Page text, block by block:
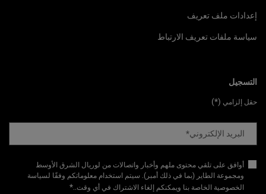
إعدادات ملف تعريف
سياسة ملفات تعريف الارتباط
التسجيل
حقل إلزامي (*)
البريد الإلكتروني*
أوافق على تلقي محتوى ملهم وأخبار واتصالات من لوريال الشرق الأوسط
ومجموعة الطاير (بما في ذلك أمبر). سيتم استخدام معلوماتكم وفقًا لسياسة
الخصوصية الخاصة بنا ويمكنكم إلغاء الاشتراك في أي وقت.​.
*